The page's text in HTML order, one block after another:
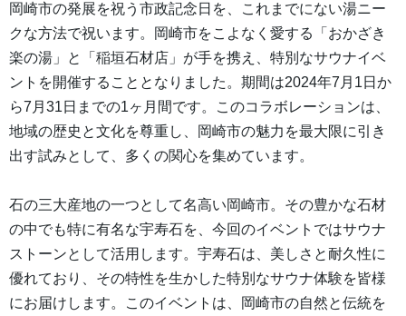
岡崎市の発展を祝う市政記念日を、これまでにない湯ニー
クな方法で祝います。岡崎市をこよなく愛する「おかざき
楽の湯」と「稲垣石材店」が手を携え、特別なサウナイベ
ントを開催することとなりました。期間は2024年7月1日か
ら7月31日までの1ヶ月間です。このコラボレーションは、
地域の歴史と文化を尊重し、岡崎市の魅力を最大限に引き
出す試みとして、多くの関心を集めています。
石の三大産地の一つとして名高い岡崎市。その豊かな石材
の中でも特に有名な宇寿石を、今回のイベントではサウナ
ストーンとして活用します。宇寿石は、美しさと耐久性に
優れており、その特性を生かした特別なサウナ体験を皆様
にお届けします。このイベントは、岡崎市の自然と伝統を